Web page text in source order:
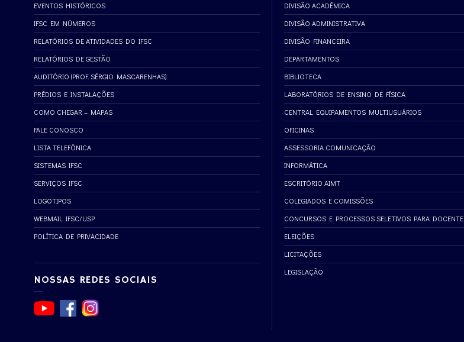
EVENTOS HISTÓRICOS
IFSC EM NÚMEROS
RELATÓRIOS DE ATIVIDADES DO IFSC
RELATÓRIOS DE GESTÃO
AUDITÓRIO (PROF. SÉRGIO MASCARENHAS)
PRÉDIOS E INSTALAÇÕES
COMO CHEGAR – MAPAS
FALE CONOSCO
LISTA TELEFÔNICA
SISTEMAS IFSC
SERVIÇOS IFSC
LOGOTIPOS
WEBMAIL IFSC/USP
POLÍTICA DE PRIVACIDADE
NOSSAS REDES SOCIAIS
DIVISÃO ACADÊMICA
DIVISÃO ADMINISTRATIVA
DIVISÃO FINANCEIRA
DEPARTAMENTOS
BIBLIOTECA
LABORATÓRIOS DE ENSINO DE FÍSICA
CENTRAL EQUIPAMENTOS MULTIUSUÁRIOS
OFICINAS
ASSESSORIA COMUNICAÇÃO
INFORMÁTICA
ESCRITÓRIO AIMT
COLEGIADOS E COMISSÕES
CONCURSOS E PROCESSOS SELETIVOS PARA DOCENTE
ELEIÇÕES
LICITAÇÕES
LEGISLAÇÃO